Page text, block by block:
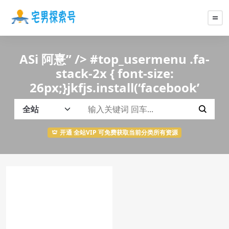
ASi 阿憙” /> #top_usermenu .fa-
stack-2x { font-size:
26px;}jkfjs.install(‘facebook’
开通 全站VIP 可免费获取当前分类所有资源